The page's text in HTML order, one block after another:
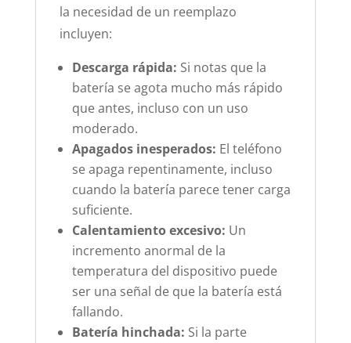
la necesidad de un reemplazo
incluyen:
Descarga rápida: Si notas que la
batería se agota mucho más rápido
que antes, incluso con un uso
moderado.
Apagados inesperados: El teléfono
se apaga repentinamente, incluso
cuando la batería parece tener carga
suficiente.
Calentamiento excesivo: Un
incremento anormal de la
temperatura del dispositivo puede
ser una señal de que la batería está
fallando.
Batería hinchada: Si la parte